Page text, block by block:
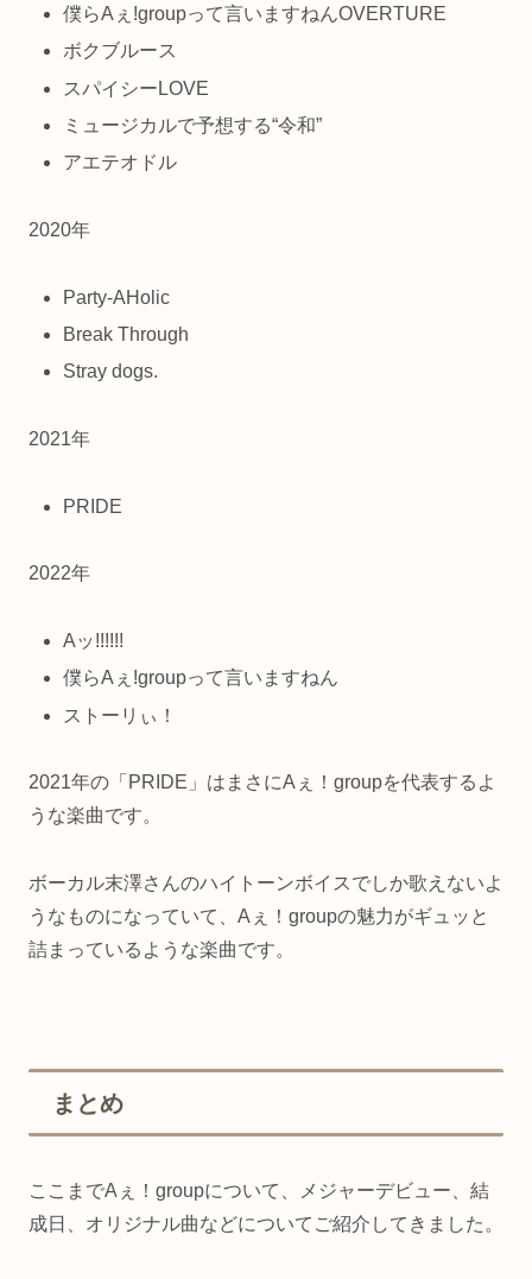
僕らAぇ!groupって言いますねんOVERTURE
ボクブルース
スパイシーLOVE
ミュージカルで予想する“令和”
アエテオドル
2020年
Party-AHolic
Break Through
Stray dogs.
2021年
PRIDE
2022年
Aッ!!!!!!
僕らAぇ!groupって言いますねん
ストーリぃ！
2021年の「PRIDE」はまさにAぇ！groupを代表するよ
うな楽曲です。
ボーカル末澤さんのハイトーンボイスでしか歌えないよ
うなものになっていて、Aぇ！groupの魅力がギュッと
詰まっているような楽曲です。
まとめ
ここまでAぇ！groupについて、メジャーデビュー、結
成日、オリジナル曲などについてご紹介してきました。